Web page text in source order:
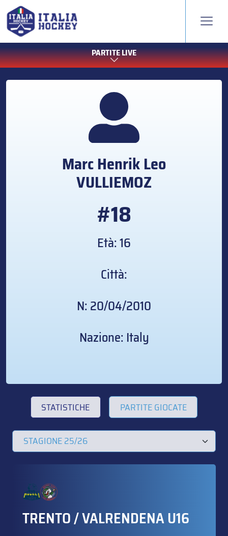
PARTITE LIVE
Marc Henrik Leo
VULLIEMOZ
#18
Età: 16
Città:
N: 20/04/2010
Nazione: Italy
STATISTICHE PARTITE GIOCATE
TRENTO / VALRENDENA U16